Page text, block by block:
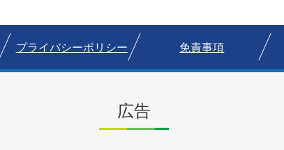
プライバシーポリシー 免責事項
広告